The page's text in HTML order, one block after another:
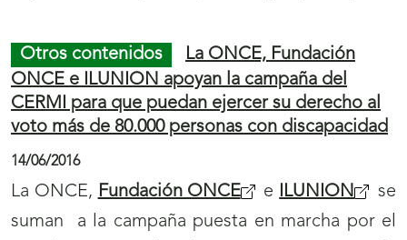
Otros contenidos
La ONCE, Fundación
ONCE e ILUNION apoyan la campaña del
CERMI para que puedan ejercer su derecho al
voto más de 80.000 personas con discapacidad
14/06/2016
La ONCE, Fundación ONCE e ILUNION
se
suman a la campaña puesta en marcha por el